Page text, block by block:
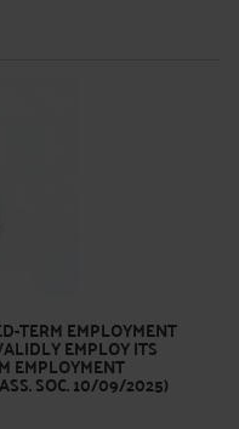
TERM EMPLOYMENT
EMPLOY ITS
EMPLOYMENT
SOC. 10/09/2025)